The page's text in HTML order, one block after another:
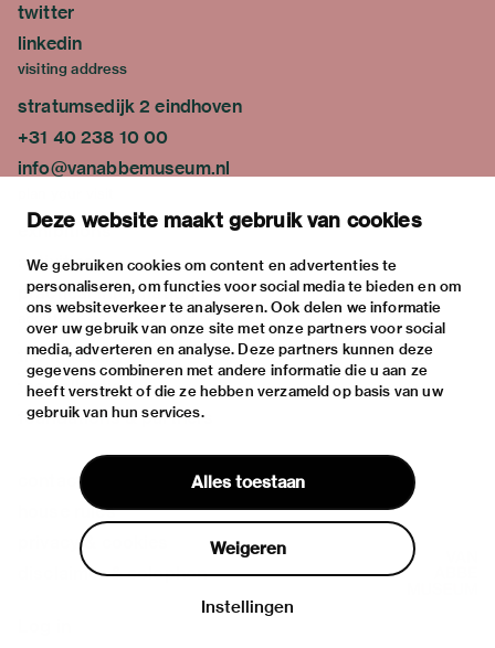
Deze website maakt gebruik van cookies
We gebruiken cookies om content en advertenties te
personaliseren, om functies voor social media te bieden en om
ons websiteverkeer te analyseren. Ook delen we informatie
over uw gebruik van onze site met onze partners voor social
media, adverteren en analyse. Deze partners kunnen deze
gegevens combineren met andere informatie die u aan ze
heeft verstrekt of die ze hebben verzameld op basis van uw
gebruik van hun services.
Alles toestaan
Weigeren
Instellingen
twitter
linkedin
visiting address
stratumsedijk 2 eindhoven
+31 40 238 10 00
info@vanabbemuseum.nl
exhibitions
activities
practical information
about
the museum
the collection
foundations & partners
contact
house rules
privacy & cookies
disclaimer & colophon